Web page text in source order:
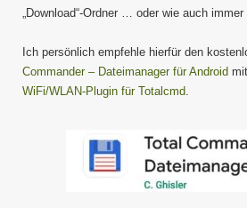
„Download“-Ordner … oder wie auch
Ich persönlich empfehle hierfür den
Commander – Dateimanager für Android
WiFi/WLAN-Plugin für Totalcmd